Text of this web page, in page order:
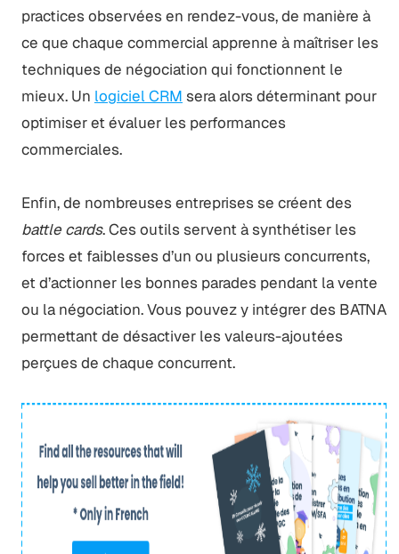
practices observées en rendez-vous, de manière à
ce que chaque commercial apprenne à maîtriser les
techniques de négociation qui fonctionnent le
mieux. Un logiciel CRM sera alors déterminant pour
optimiser et évaluer les performances
commerciales.
Enfin, de nombreuses entreprises se créent des
battle cards. Ces outils servent à synthétiser les
forces et faiblesses d’un ou plusieurs concurrents,
et d’actionner les bonnes parades pendant la vente
ou la négociation. Vous pouvez y intégrer des BATNA
permettant de désactiver les valeurs-ajoutées
perçues de chaque concurrent.